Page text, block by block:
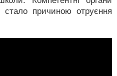
причиною отруєння